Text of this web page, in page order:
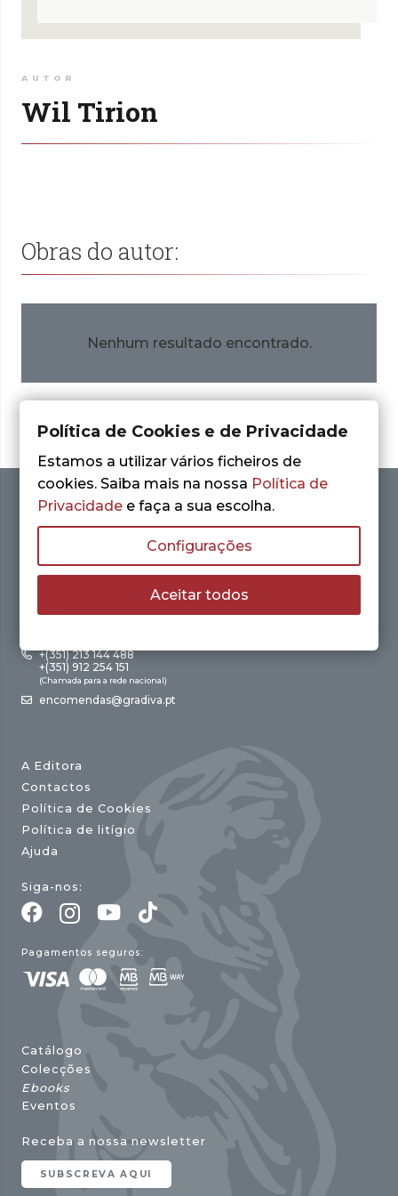
AUTOR
Wil Tirion
Obras do autor:
Nenhum resultado encontrado.
+(351) 213 144 488
+(351) 912 254 151
(Chamada para a rede nacional)
encomendas@gradiva.pt
A Editora
Contactos
Política de Cookies
Política de litígio
Ajuda
Siga-nos:
Pagamentos seguros:
Catálogo
Colecções
Ebooks
Eventos
Receba a nossa newsletter
SUBSCREVA AQUI
Política de Cookies e de Privacidade
Estamos a utilizar vários ficheiros de
cookies. Saiba mais na nossa Política de
Privacidade e faça a sua escolha.
Configurações
Aceitar todos